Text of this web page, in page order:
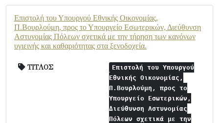
Επιστολή του Υπουργού Εθνικής Οικονομίας,
Π.Βουρλούμη, προς το Υπουργείο Εσωτερικών, Διεύθυνση
Αστυνομίας Πόλεων σχετικά με την τήρηση των κανόνων
υγιεινής και καθαριότητας στα ξενοδοχεία.
ΤΙΤΛΟΣ
Επιστολή του Υπουργού
Εθνικής Οικονομίας,
Π.Βουρλούμη, προς το
Υπουργείο Εσωτερικών,
Διεύθυνση Αστυνομίας
Πόλεων σχετικά με την